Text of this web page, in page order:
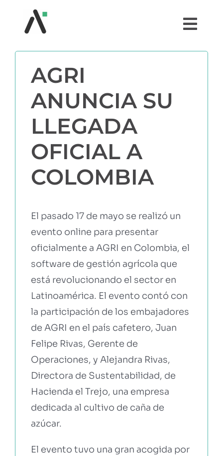
¿QUÉ ES AGRI?
TESTIMONIOS
PRECIOS
PARTNERS
COMUNIDAD AGRI
EBOOKS Y RECURSOS
PRUÉBALO GRATIS
AGRI
ANUNCIA SU
LLEGADA
OFICIAL A
COLOMBIA
El pasado 17 de mayo se realizó un
evento online para presentar
oficialmente a AGRI en Colombia, el
software de gestión agrícola que
está revolucionando el sector en
Latinoamérica. El evento contó con
la participación de los embajadores
de AGRI en el país cafetero, Juan
Felipe Rivas, Gerente de
Operaciones, y Alejandra Rivas,
Directora de Sustentabilidad, de
Hacienda el Trejo, una empresa
dedicada al cultivo de caña de
azúcar.
El evento tuvo una gran acogida por